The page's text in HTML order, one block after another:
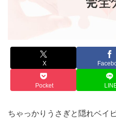
X
Pocket
ちゃっかりうさぎと隠れベイ